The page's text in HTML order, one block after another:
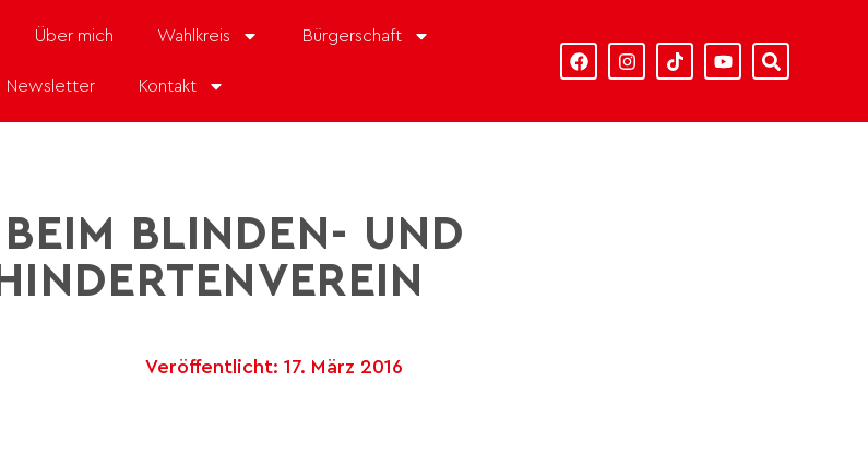
Über mich Wahlkreis Bürgerschaft
Newsletter Kontakt
BEIM BLINDEN- UND
Veröffentlicht: 17. März 2016